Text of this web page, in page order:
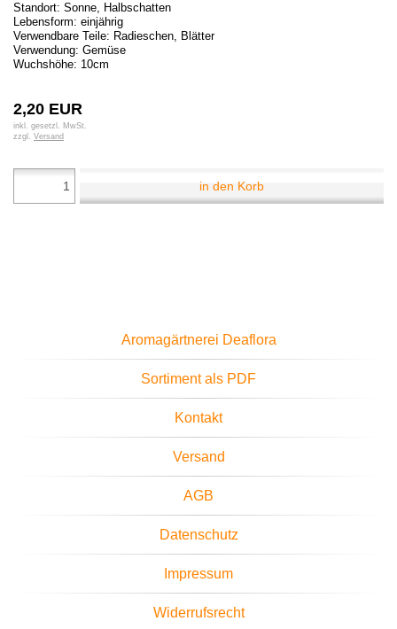
Standort: Sonne, Halbschatten
Lebensform: einjährig
Verwendbare Teile: Radieschen, Blätter
Verwendung: Gemüse
Wuchshöhe: 10cm
2,20 EUR
inkl. gesetzl. MwSt.
zzgl. Versand
in den Korb
Aromagärtnerei Deaflora
Sortiment als PDF
Kontakt
Versand
AGB
Datenschutz
Impressum
Widerrufsrecht